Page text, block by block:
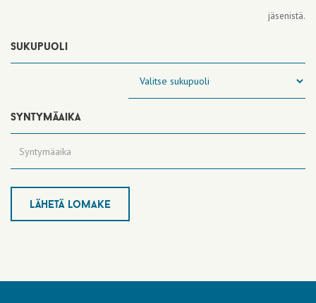
jäsenistä.
sukupuoli
syntymäaika
lähetä lomake